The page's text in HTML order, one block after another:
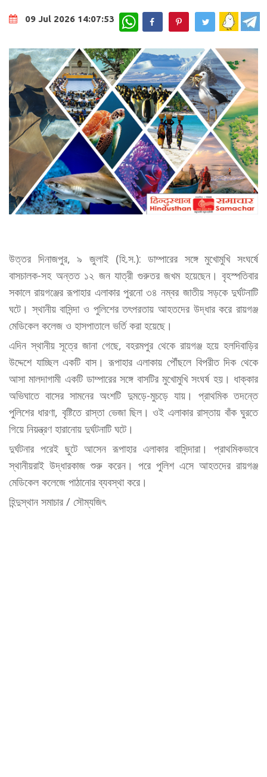
09 Jul 2026 14:07:53 WhatsApp
উত্তর দিনাজপুর, ৯ জুলাই (হি.স.): ডাম্পারের সঙ্গে মুখোমুখি সংঘর্ষে
বাসচালক-সহ অন্তত ১২ জন যাত্রী গুরুতর জখম হয়েছেন। বৃহস্পতিবার
সকালে রায়গঞ্জের রূপাহার এলাকার পুরনো ৩৪ নম্বর জাতীয় সড়কে দুর্ঘটনাটি
ঘটে। স্থানীয় বাসিন্দা ও পুলিশের তৎপরতায় আহতদের উদ্ধার করে রায়গঞ্জ
মেডিকেল কলেজ ও হাসপাতালে ভর্তি করা হয়েছে।
এদিন স্থানীয় সূত্রে জানা গেছে, বহরমপুর থেকে রায়গঞ্জ হয়ে হলদিবাড়ির
উদ্দেশে যাচ্ছিল একটি বাস। রূপাহার এলাকায় পৌঁছলে বিপরীত দিক থেকে
আসা মালদাগামী একটি ডাম্পারের সঙ্গে বাসটির মুখোমুখি সংঘর্ষ হয়। ধাক্কার
অভিঘাতে বাসের সামনের অংশটি দুমড়ে-মুচড়ে যায়। প্রাথমিক তদন্তে
পুলিশের ধারণা, বৃষ্টিতে রাস্তা ভেজা ছিল। ওই এলাকার রাস্তায় বাঁক ঘুরতে
গিয়ে নিয়ন্ত্রণ হারানোয় দুর্ঘটনাটি ঘটে।
দুর্ঘটনার পরেই ছুটে আসেন রূপাহার এলাকার বাসিন্দারা। প্রাথমিকভাবে
স্থানীয়রাই উদ্ধারকাজ শুরু করেন। পরে পুলিশ এসে আহতদের রায়গঞ্জ
মেডিকেল কলেজে পাঠানোর ব্যবস্থা করে।
হিন্দুস্থান সমাচার / সৌম্যজিৎ